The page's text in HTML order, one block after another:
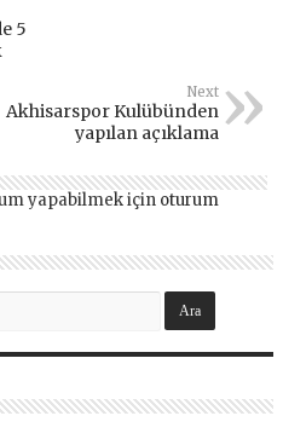
5
Next
Akhisarspor Kulübünden
yapılan açıklama
yapabilmek için oturum